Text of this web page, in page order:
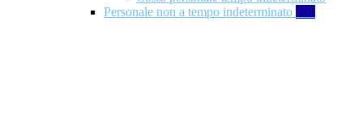
Personale non a tempo indeterminato 105